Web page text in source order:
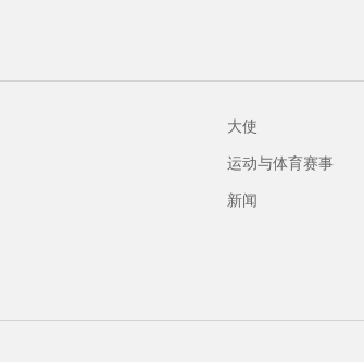
大使
运动与体育赛事
新闻